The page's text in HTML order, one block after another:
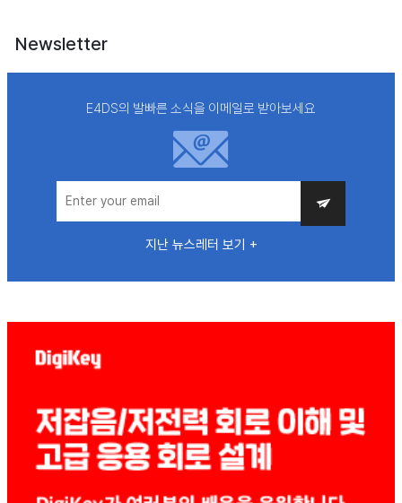
Newsletter
E4DS의 발빠른 소식을 이메일로 받아보세요
지난 뉴스레터 보기 +